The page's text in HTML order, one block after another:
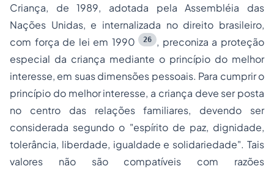
Criança, de 1989, adotada pela Assembléia das
Nações Unidas, e internalizada no direito brasileiro,
com força de lei em 1990 26
, preconiza a proteção
especial da criança mediante o princípio do melhor
interesse, em suas dimensões pessoais. Para cumprir o
princípio do melhor interesse, a criança deve ser posta
no centro das relações familiares, devendo ser
considerada segundo o "espírito de paz, dignidade,
tolerância, liberdade, igualdade e solidariedade". Tais
valores não são compatíveis com razões